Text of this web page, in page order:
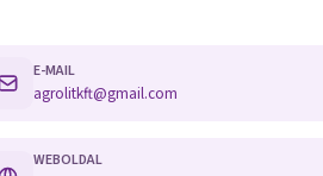
E-MAIL
agrolitkft@gmail.com
WEBOLDAL